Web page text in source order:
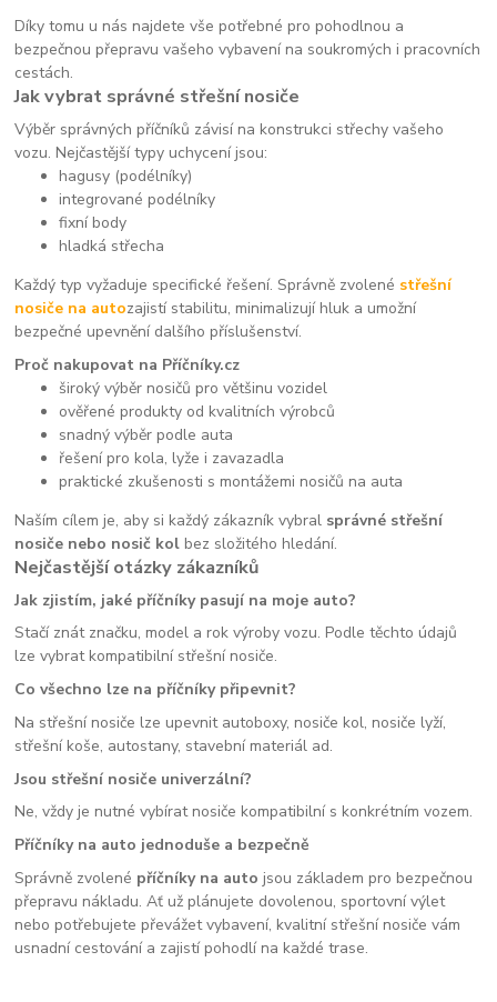
Díky tomu u nás najdete vše potřebné pro pohodlnou a
bezpečnou přepravu vašeho vybavení na soukromých i pracovních
cestách.
Jak vybrat správné střešní nosiče
Výběr správných příčníků závisí na konstrukci střechy vašeho
vozu. Nejčastější typy uchycení jsou:
hagusy (podélníky)
integrované podélníky
fixní body
hladká střecha
Každý typ vyžaduje specifické řešení. Správně zvolené střešní
nosiče na autozajistí stabilitu, minimalizují hluk a umožní
bezpečné upevnění dalšího příslušenství.
Proč nakupovat na Příčníky.cz
široký výběr nosičů pro většinu vozidel
ověřené produkty od kvalitních výrobců
snadný výběr podle auta
řešení pro kola, lyže i zavazadla
praktické zkušenosti s montážemi nosičů na auta
Naším cílem je, aby si každý zákazník vybral správné střešní
nosiče nebo nosič kol bez složitého hledání.
Nejčastější otázky zákazníků
Jak zjistím, jaké příčníky pasují na moje auto?
Stačí znát značku, model a rok výroby vozu. Podle těchto údajů
lze vybrat kompatibilní střešní nosiče.
Co všechno lze na příčníky připevnit?
Na střešní nosiče lze upevnit autoboxy, nosiče kol, nosiče lyží,
střešní koše, autostany, stavební materiál ad.
Jsou střešní nosiče univerzální?
Ne, vždy je nutné vybírat nosiče kompatibilní s konkrétním vozem.
Příčníky na auto jednoduše a bezpečně
Správně zvolené příčníky na auto jsou základem pro bezpečnou
přepravu nákladu. Ať už plánujete dovolenou, sportovní výlet
nebo potřebujete převážet vybavení, kvalitní střešní nosiče vám
usnadní cestování a zajistí pohodlí na každé trase.